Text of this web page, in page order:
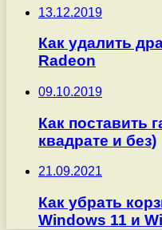
13.12.2019
Как удалить
Radeon
09.10.2019
Как поставить
квадрате и без)
21.09.2021
Как убрать
Windows 11 и